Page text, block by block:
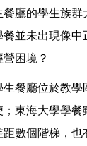
廳的學生族群
並未出現像中
困境？
餐廳位於教學
東海大學學餐
數個階梯，也